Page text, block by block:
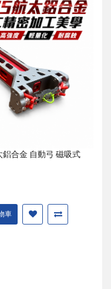
鋁合金 自動弓 磁吸式
車